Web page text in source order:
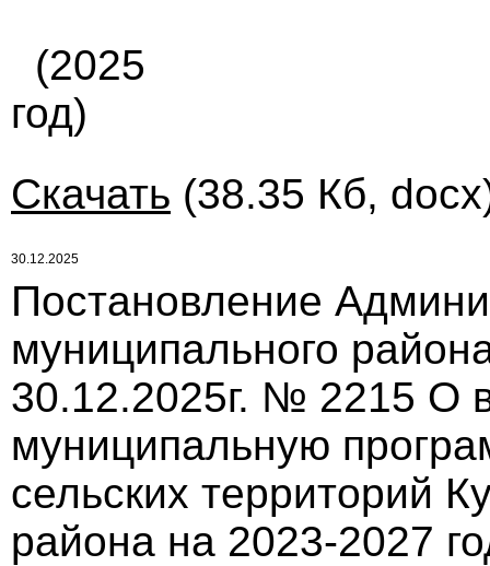
(2025
год)
Скачать (38.35 Кб,
30.12.2025
Постановление
муниципального
30.12.2025г. № 2215 О
муниципальную
сельских территорий
района на 2023-2027